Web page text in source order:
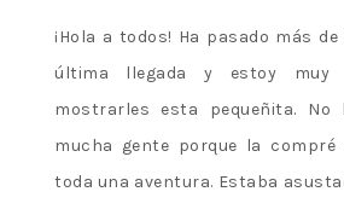
¡Hola a todos! Ha pasado más
última llegada y estoy muy
mostrarles esta pequeñita. No
mucha gente porque la
toda una aventura. Estaba